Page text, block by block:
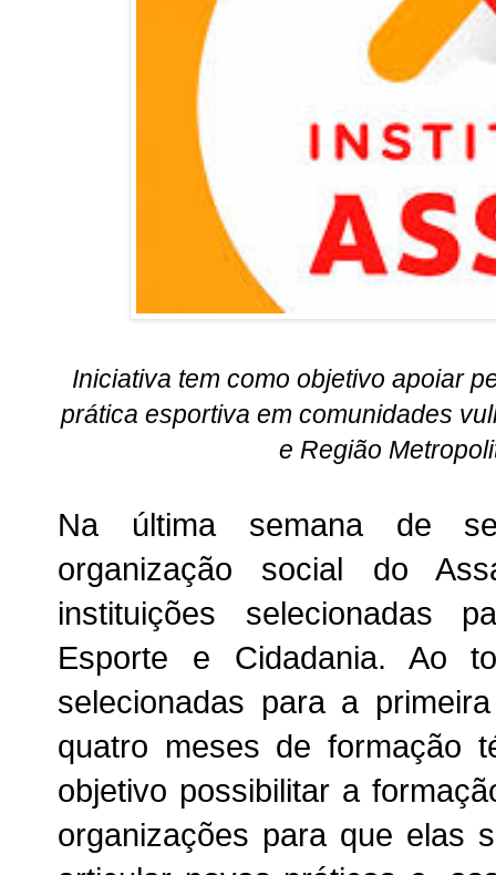
Iniciativa tem como objetivo apoiar
prática esportiva em comunidades
e Região
Na última semana de
organização social do
instituições selecionadas
Esporte e Cidadania. Ao
selecionadas para a
quatro meses de formação
objetivo possibilitar a
organizações para que elas